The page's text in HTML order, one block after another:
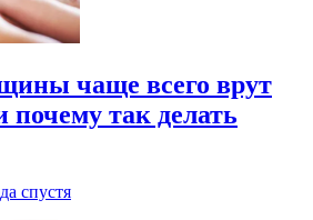
чаще всего врут
почему так делать
спустя